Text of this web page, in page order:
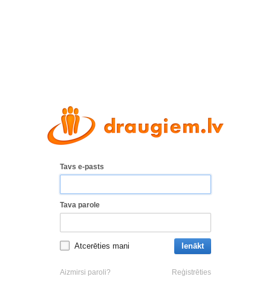
Tavs e-pasts
Tava parole
Atcerēties mani Ienākt
Aizmirsi paroli? Reģistrēties